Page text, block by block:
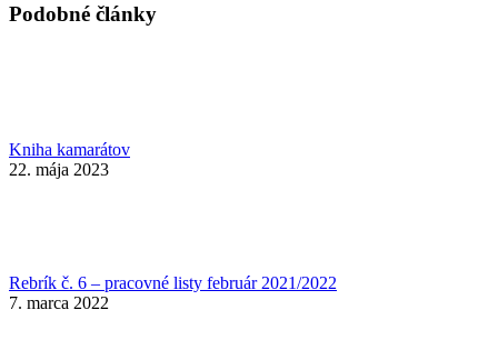
Podobné články
Kniha kamarátov
22. mája 2023
Rebrík č. 6 – pracovné listy február 2021/2022
7. marca 2022